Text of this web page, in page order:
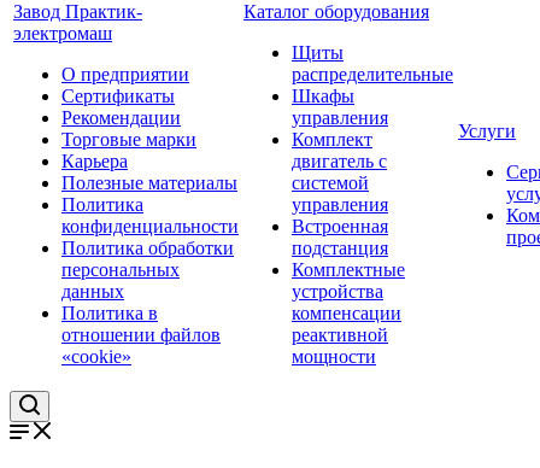
Завод Практик-
электромаш
О предприятии
Сертификаты
Рекомендации
Торговые марки
Карьера
Полезные материалы
Политика
конфиденциальности
Политика обработки
персональных
данных
Политика в
отношении файлов
«cookie»
Каталог оборудования
Щиты
распределительные
Шкафы
управления
Комплект
двигатель с
системой
управления
Встроенная
подстанция
Комплектные
устройства
компенсации
реактивной
мощности
Услуги